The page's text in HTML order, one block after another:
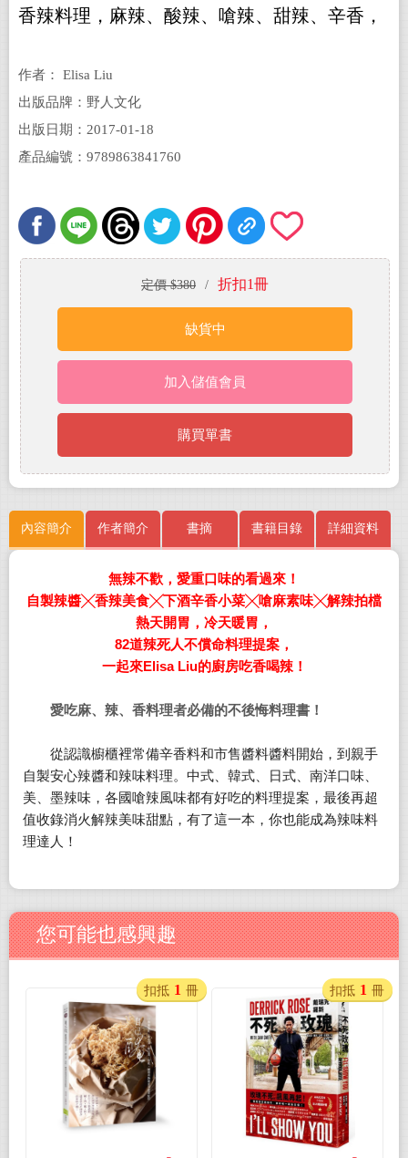
香辣料理，麻辣、酸辣、嗆辣、甜辣、辛香，
作者： Elisa Liu
出版品牌：野人文化
出版日期：2017-01-18
產品編號：9789863841760
定價 $380 / 折扣1冊
缺貨中
加入儲值會員
購買單書
內容簡介 作者簡介 書摘 書籍目錄 詳細資料
無辣不歡，愛重口味的看過來！
自製辣醬╳香辣美食╳下酒辛香小菜╳嗆麻素味╳解辣拍檔
熱天開胃，冷天暖胃，
82道辣死人不償命料理提案，
一起來Elisa Liu的廚房吃香喝辣！
愛吃麻、辣、香料理者必備的不後悔料理書！
從認識櫥櫃裡常備辛香料和市售醬料醬料開始，到親手
自製安心辣醬和辣味料理。中式、韓式、日式、南洋口味、
美、墨辣味，各國嗆辣風味都有好吃的料理提案，最後再超
值收錄消火解辣美味甜點，有了這一本，你也能成為辣味料
理達人！
您可能也感興趣
扣抵 1 冊 扣抵 1 冊